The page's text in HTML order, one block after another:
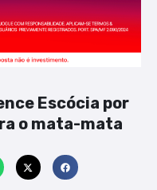
Escócia por
o mata-mata